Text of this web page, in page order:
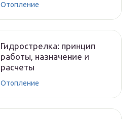
Отопление
Гидрострелка: принцип
работы, назначение и
расчеты
Отопление